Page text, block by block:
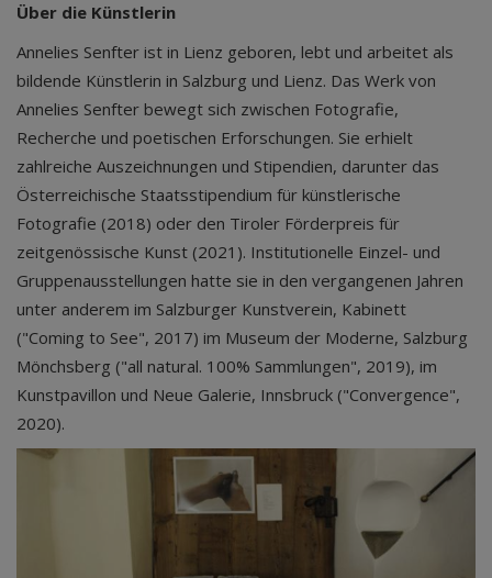
Über die Künstlerin
Annelies Senfter ist in Lienz geboren, lebt und arbeitet als
bildende Künstlerin in Salzburg und Lienz. Das Werk von
Annelies Senfter bewegt sich zwischen Fotografie,
Recherche und poetischen Erforschungen. Sie erhielt
zahlreiche Auszeichnungen und Stipendien, darunter das
Österreichische Staatsstipendium für künstlerische
Fotografie (2018) oder den Tiroler Förderpreis für
zeitgenössische Kunst (2021). Institutionelle Einzel- und
Gruppenausstellungen hatte sie in den vergangenen Jahren
unter anderem im Salzburger Kunstverein, Kabinett
("Coming to See", 2017) im Museum der Moderne, Salzburg
Mönchsberg ("all natural. 100% Sammlungen", 2019), im
Kunstpavillon und Neue Galerie, Innsbruck ("Convergence",
2020).